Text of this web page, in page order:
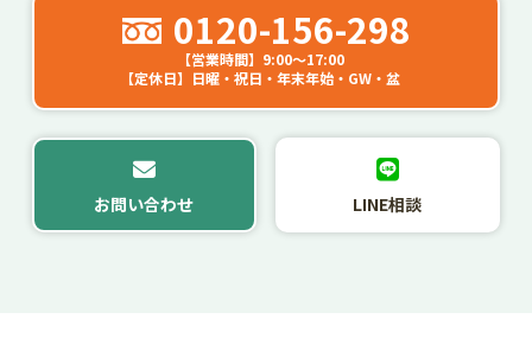
0120-156-298
【営業時間】9:00～17:00
【定休日】日曜・祝日・年末年始・GW・盆
お問い合わせ LINE相談